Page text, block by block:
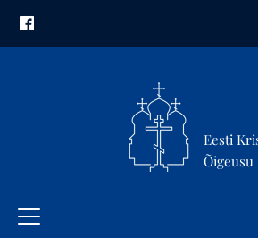
Eesti